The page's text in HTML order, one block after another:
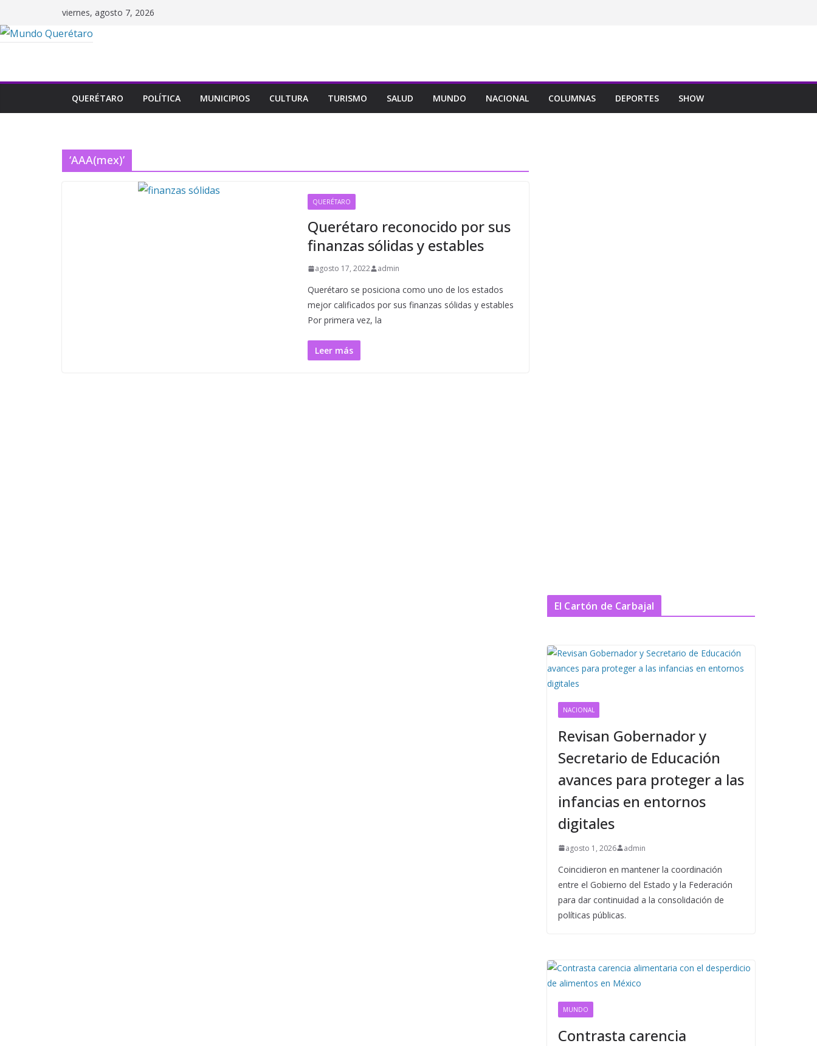
al
contenido
viernes, agosto 7, 2026
QUERÉTARO POLÍTICA MUNICIPIOS CULTURA TURISMO SALUD MUNDO NACIONAL COLUMNAS DEPORTES SHOW
‘AAA(mex)’
QUERÉTARO
Querétaro reconocido por sus
finanzas sólidas y estables
agosto 17, 2022 admin
Querétaro se posiciona como uno de los estados
mejor calificados por sus finanzas sólidas y estables
Por primera vez, la
Leer más
El Cartón de Carbajal
NACIONAL
Revisan Gobernador y
Secretario de Educación
avances para proteger a las
infancias en entornos
digitales
agosto 1, 2026 admin
Coincidieron en mantener la coordinación
entre el Gobierno del Estado y la Federación
para dar continuidad a la consolidación de
políticas públicas.
MUNDO
Contrasta carencia